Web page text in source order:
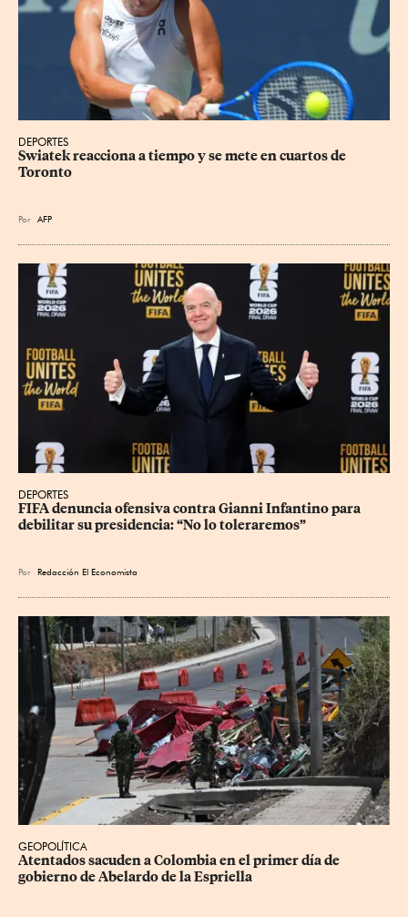
DEPORTES
Swiatek reacciona a tiempo y se mete en cuartos de
Toronto
Por AFP
DEPORTES
FIFA denuncia ofensiva contra Gianni Infantino para
debilitar su presidencia: “No lo toleraremos”
Por Redacción El Economista
GEOPOLÍTICA
Atentados sacuden a Colombia en el primer día de
gobierno de Abelardo de la Espriella